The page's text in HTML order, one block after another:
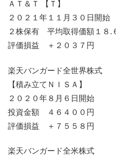
ＡＴ＆Ｔ 【Ｔ】
２０２１年１１月３０日開始
２株保有 平均取得価額１８.
評価損益 ＋２０３７円
楽天バンガード全世界株式
【積み立てＮＩＳＡ】
２０２０年８月６日開始
投資金額 ４６４００円
評価損益 ＋７５５８円
楽天バンガード全米株式